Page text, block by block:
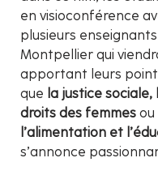
en visioconférence
plusieurs
Montpellier qui
apportant leurs
que la justice sociale,
droits des femmes ou
l’alimentation et
s’annonce